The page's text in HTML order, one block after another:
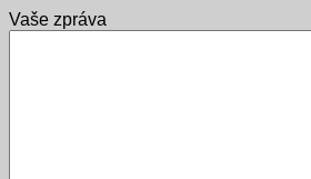
Vaše zpráva